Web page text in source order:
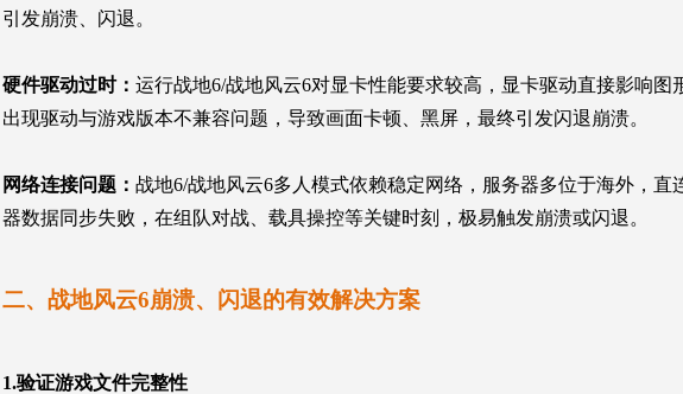
引发崩溃、闪退。
硬件驱动过时： 运行战地6/战地风云6对显卡性能要求较高，显卡驱动直接影响
出现驱动与游戏版本不兼容问题，导致画面卡顿、黑屏，最终引发闪退崩溃。
网络连接问题 ： 战地6/战地风云6多人模式依赖稳定网络，服务器多位于海外，
器数据同步失败，在组队对战、载具操控等关键时刻，极易触发崩溃或闪退。
二、战地风云6崩溃、闪退的有效解决方案
1.验证游戏文件完整性